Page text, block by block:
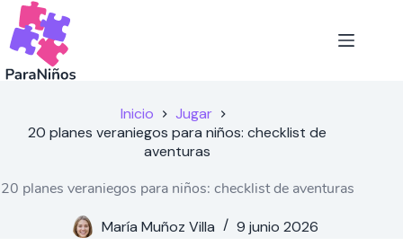
Saltar
contenido
Inicio
Jugar
20 planes veraniegos para niños: checklist de
aventuras
20 planes veraniegos para niños: checklist de aventuras
María Muñoz Villa 9 junio 2026